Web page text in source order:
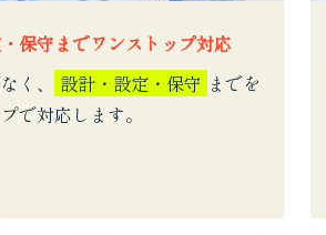
保守までワンストップ対応
く、
設計・設定・保守 までを
で対応します。